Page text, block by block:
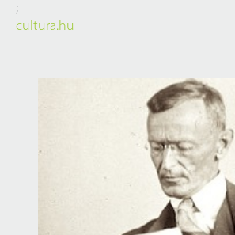
;
cultura.hu